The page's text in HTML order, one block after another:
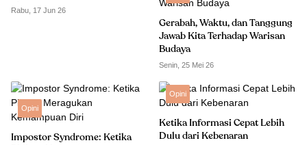
Rabu, 17 Jun 26
Gerabah, Waktu, dan Tanggung
Jawab Kita Terhadap Warisan
Budaya
Senin, 25 Mei 26
Opini
Impostor Syndrome: Ketika
Opini
Ketika Informasi Cepat Lebih
Dulu dari Kebenaran